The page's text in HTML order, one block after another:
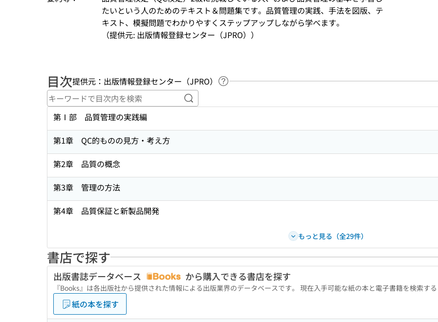
たいという人のためのテキスト＆問題集です。品質管理の実践、手法を図版、テ
キスト、模擬問題でわかりやすくステップアップしながら学べます。
（提供元: 出版情報登録センター（JPRO））
目次提供元：出版情報登録センター（JPRO）
ヘルプページへのリンク
キーワードで目次内を検索
第Ⅰ部 品質管理の実践編
第1章 QC的ものの見方・考え方
第2章 品質の概念
第3章 管理の方法
第4章 品質保証と新製品開発
もっと見る（全29件）
書店で探す
出版書誌データベース から購入できる書店を探す
『Books』は各出版社から提供された情報による出版業界のデータベースです。 現在入手可能な紙の本と電子書籍を検索する
紙の本を探す